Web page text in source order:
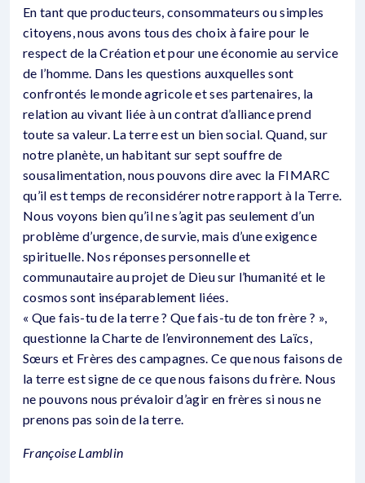
En tant que producteurs, consommateurs ou simples
citoyens, nous avons tous des choix à faire pour le
respect de la Création et pour une économie au service
de l’homme. Dans les questions auxquelles sont
confrontés le monde agricole et ses partenaires, la
relation au vivant liée à un contrat d’alliance prend
toute sa valeur. La terre est un bien social. Quand, sur
notre planète, un habitant sur sept souffre de
sousalimentation, nous pouvons dire avec la FIMARC
qu’il est temps de reconsidérer notre rapport à la Terre.
Nous voyons bien qu’il ne s’agit pas seulement d’un
problème d’urgence, de survie, mais d’une exigence
spirituelle. Nos réponses personnelle et
communautaire au projet de Dieu sur l’humanité et le
cosmos sont inséparablement liées.
« Que fais-tu de la terre ? Que fais-tu de ton frère ? »,
questionne la Charte de l’environnement des Laïcs,
Sœurs et Frères des campagnes. Ce que nous faisons de
la terre est signe de ce que nous faisons du frère. Nous
ne pouvons nous prévaloir d’agir en frères si nous ne
prenons pas soin de la terre.
Françoise Lamblin